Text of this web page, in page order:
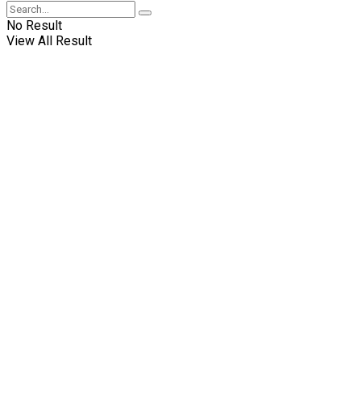
No Result
View All Result